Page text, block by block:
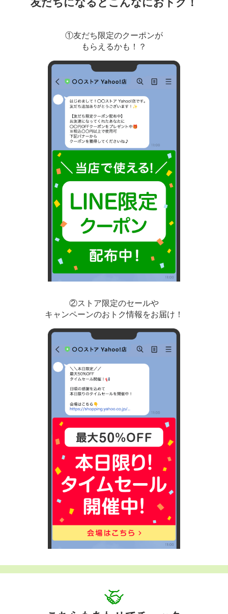
友だちになるとこんなにおトク！
①友だち限定のクーポンが
もらえるかも！？
②ストア限定のセールや
キャンペーンのおトク情報をお届け！